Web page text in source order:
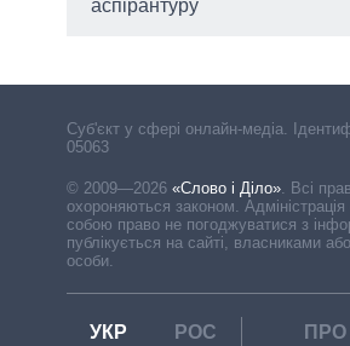
аспірантуру
Cуб'єкт у сфері онлайн-медіа.
05063
© 2009—2026 «Слово і Діло»
Всі
охороняються законом.
собою право не погоджуватися з
публікується на сайті, власниками або
особи.
УКР РОС